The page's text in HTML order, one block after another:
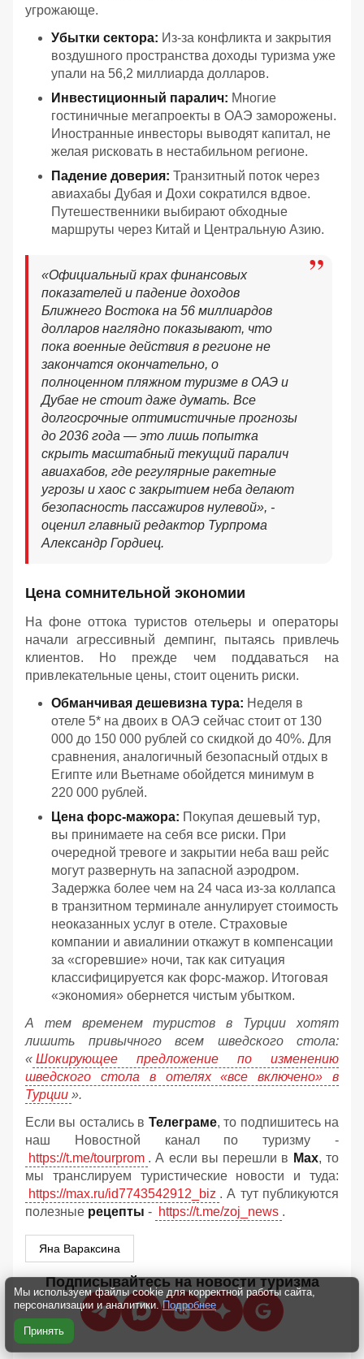
угрожающе.
Убытки сектора: Из-за конфликта и закрытия
воздушного пространства доходы туризма уже
упали на 56,2 миллиарда долларов.
Инвестиционный паралич: Многие
гостиничные мегапроекты в ОАЭ заморожены.
Иностранные инвесторы выводят капитал, не
желая рисковать в нестабильном регионе.
Падение доверия: Транзитный поток через
авиахабы Дубая и Дохи сократился вдвое.
Путешественники выбирают обходные
маршруты через Китай и Центральную Азию.
«Официальный крах финансовых
показателей и падение доходов
Ближнего Востока на 56 миллиардов
долларов наглядно показывают, что
пока военные действия в регионе не
закончатся окончательно, о
полноценном пляжном туризме в ОАЭ и
Дубае не стоит даже думать. Все
долгосрочные оптимистичные прогнозы
до 2036 года — это лишь попытка
скрыть масштабный текущий паралич
авиахабов, где регулярные ракетные
угрозы и хаос с закрытием неба делают
безопасность пассажиров нулевой», -
оценил главный редактор Турпрома
Александр Гордиец.
Цена сомнительной экономии
На фоне оттока туристов отельеры и операторы
начали агрессивный демпинг, пытаясь привлечь
клиентов. Но прежде чем поддаваться на
привлекательные цены, стоит оценить риски.
Обманчивая дешевизна тура: Неделя в
отеле 5* на двоих в ОАЭ сейчас стоит от 130
000 до 150 000 рублей со скидкой до 40%. Для
сравнения, аналогичный безопасный отдых в
Египте или Вьетнаме обойдется минимум в
220 000 рублей.
Цена форс-мажора: Покупая дешевый тур,
вы принимаете на себя все риски. При
очередной тревоге и закрытии неба ваш рейс
могут развернуть на запасной аэродром.
Задержка более чем на 24 часа из-за коллапса
в транзитном терминале аннулирует стоимость
неоказанных услуг в отеле. Страховые
компании и авиалинии откажут в компенсации
за «сгоревшие» ночи, так как ситуация
классифицируется как форс-мажор. Итоговая
«экономия» обернется чистым убытком.
А тем временем туристов в Турции хотят
лишить привычного всем шведского стола:
« Шокирующее предложение по изменению
шведского стола в отелях «все включено» в
Турции ».
Если вы остались в Телеграме, то подпишитесь на
наш Новостной канал по туризму -
https://t.me/tourprom . А если вы перешли в Мах, то
мы транслируем туристические новости и туда:
https://max.ru/id7743542912_biz . А тут публикуются
полезные рецепты - https://t.me/zoj_news .
Яна Вараксина
Подписывайтесь на новости туризма
Мы используем файлы cookie для корректной работы сайта,
персонализации и аналитики. Подробнее
Принять